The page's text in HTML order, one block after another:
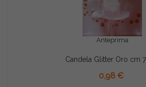
Anteprima
Candela Glitter Oro cm 7
0,98 €